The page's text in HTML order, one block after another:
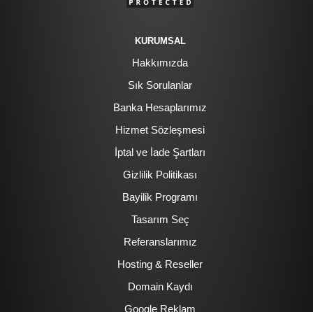
KURUMSAL
Hakkımızda
Sık Sorulanlar
Banka Hesaplarımız
Hizmet Sözleşmesi
İptal ve İade Şartları
Gizlilik Politikası
Bayilik Programı
Tasarım Seç
Referanslarımız
Hosting & Reseller
Domain Kaydı
Google Reklam